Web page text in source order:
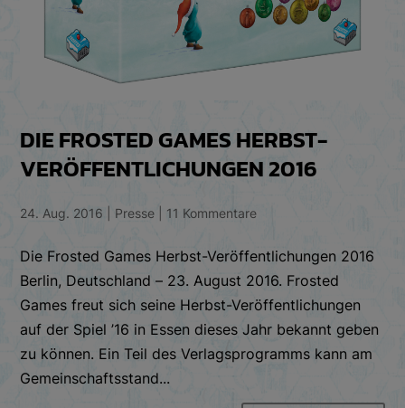
DIE FROSTED GAMES HERBST-
VERÖFFENTLICHUNGEN 2016
24. Aug. 2016 Presse 11 Kommentare
Die Frosted Games Herbst-Veröffentlichungen 2016
Berlin, Deutschland – 23. August 2016. Frosted
Games freut sich seine Herbst-Veröffentlichungen
auf der Spiel ’16 in Essen dieses Jahr bekannt geben
zu können. Ein Teil des Verlagsprogramms kann am
Gemeinschaftsstand...